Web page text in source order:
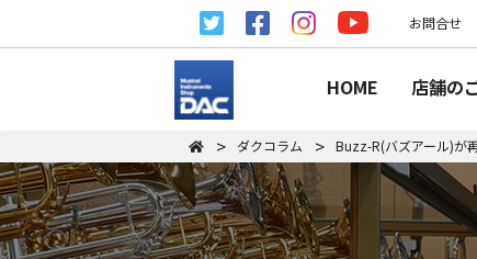
お問合せ
HOME 店舗の
ダクコラム Buzz-R(バズアール)が